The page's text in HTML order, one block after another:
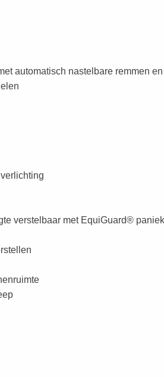
automatisch nastelbare remmen
verstelbaar met EquiGuard®